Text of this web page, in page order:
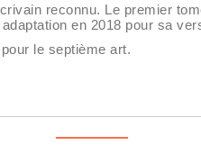
reconnu. Le premier
en 2018 pour sa
le septième art.